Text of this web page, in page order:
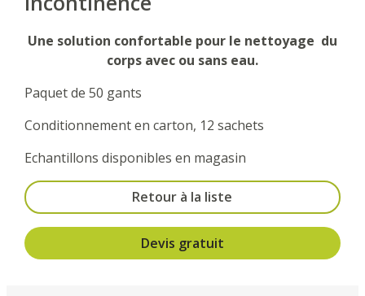
Une solution confortable pour le nettoyage du
corps avec ou sans eau.
Paquet de 50 gants
Conditionnement en carton, 12 sachets
Echantillons disponibles en magasin
Retour à la liste
Devis gratuit